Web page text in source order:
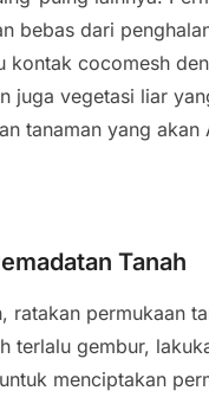
bebas dari
kontak cocomesh
juga vegetasi liar
tanaman yang akan
Tanah
ratakan permukaan
terlalu gembur,
menciptakan